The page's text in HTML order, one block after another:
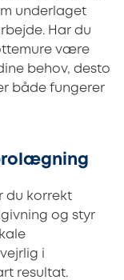
underlaget
Har du
være
behov, desto
både fungerer
du korrekt
og styr
i
resultat.